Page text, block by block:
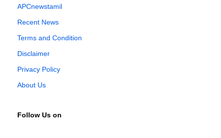
APCnewstamil
Recent News
Terms and Condition
Disclaimer
Privacy Policy
About Us
Follow Us on